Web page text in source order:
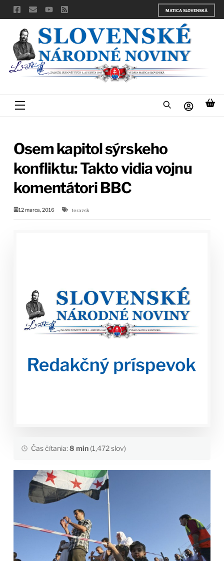
Skip
to
content
MATICA SLOVENSKÁ
Menu
Osem kapitol sýrskeho
konfliktu: Takto vidia vojnu
komentátori BBC
12 marca, 2016 terazsk
Čas čítania:8 min(1,472 slov)